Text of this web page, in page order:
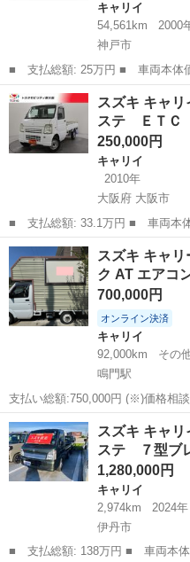
キャリイ
54,561km
2000
神戸市
■ 支払総額: 25万円 ■ 車両本体価格： 190,000 円 ■ メーカー
名： スズキ ■ 車種名： キャ
Ｄ ワンオーナー ５．４万キ
整備付き 車検整...
兵庫 神戸市 キャリイ
スズキ キャ
ステ ＥＴＣ
250,000円
キャリイ
2010年
大阪府 大阪市
■ 支払総額: 33.1万円 ■ 車両本体価格： 250,000 円 ■ メーカー
名： スズキ ■ 車種名： キャ
Ｃエアコン・パワステ ＥＴ
2...
大阪 大阪市 キャリイ
スズキ キャリー キッチンカー フード
ク AT エアコ
700,000円
オンライン決済
キャリイ
92,000km
その
鳴門駅
支払い総額:750,000円 (※)価格相
ートラック 年式:平成16年式 車検:
在も稼働中の為、走行距離はのび
兵庫 南あわじ市 鳴門駅
スズキ キャ
ステ ７型ブ
1,280,000円
キャリイ
2,974km
2024年
伊丹市
■ 支払総額: 138万円 ■ 車両本体価格： 1,280,000 円 ■ メーカー